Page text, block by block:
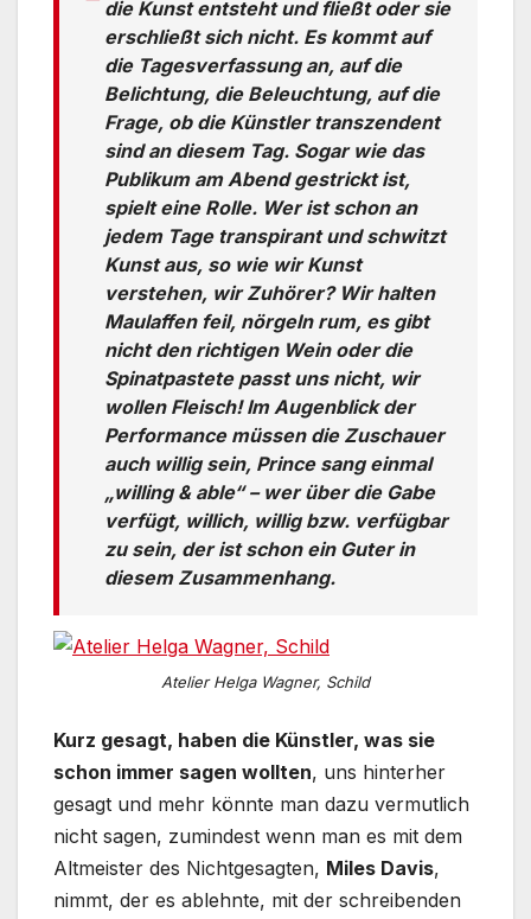
die Kunst entsteht und fließt oder sie
erschließt sich nicht. Es kommt auf
die Tagesverfassung an, auf die
Belichtung, die Beleuchtung, auf die
Frage, ob die Künstler transzendent
sind an diesem Tag. Sogar wie das
Publikum am Abend gestrickt ist,
spielt eine Rolle. Wer ist schon an
jedem Tage transpirant und schwitzt
Kunst aus, so wie wir Kunst
verstehen, wir Zuhörer? Wir halten
Maulaffen feil, nörgeln rum, es gibt
nicht den richtigen Wein oder die
Spinatpastete passt uns nicht, wir
wollen Fleisch! Im Augenblick der
Performance müssen die Zuschauer
auch willig sein, Prince sang einmal
„willing & able“ – wer über die Gabe
verfügt, willich, willig bzw. verfügbar
zu sein, der ist schon ein Guter in
diesem Zusammenhang.
Atelier Helga Wagner, Schild
Kurz gesagt, haben die Künstler, was sie
schon immer sagen wollten, uns hinterher
gesagt und mehr könnte man dazu vermutlich
nicht sagen, zumindest wenn man es mit dem
Altmeister des Nichtgesagten, Miles Davis,
nimmt, der es ablehnte, mit der schreibenden